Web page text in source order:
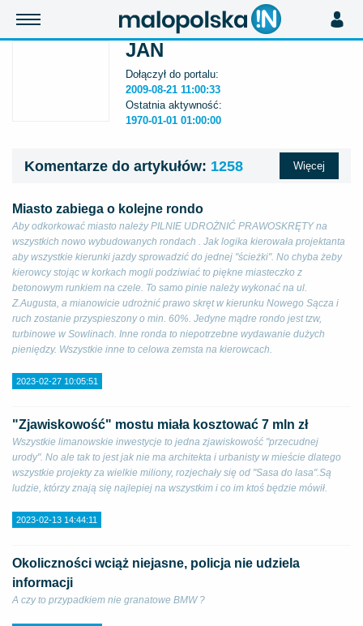
JAN
Dołączył do portalu:
2009-08-21 11:00:33
Ostatnia aktywność:
1970-01-01 01:00:00
Komentarze do artykułów: 1258 Więcej
Miasto zabiega o kolejne rondo
Aby odkorkować miasto należy PILNIE UDROŻNIĆ PRAWOSKRĘTY na
wszystkich nowo wybudowanych rondach . Jak logika kierowała projektanta
aby wszystkie kierunki jazdy sprowadzić do jednej "ścieżki". No chyba żeby
kierowcy stojąc w korkach mogli podziwiać to piękne miasteczko z
betonowym runkiem na czele. To samo pinie należy wykonać na ul.
Z.Augusta, a mianowicie udrożnić prawo skręt w kierunku Nowego Sącza i
ruch zostanie przyspieszony o min. 60%. Jedyne mądre rondo jest tzw,
turbinowe w Sowlinach. Inne ronda to niepotrzebne wydawanie dużych
pieniędzy. Wszystkie inne to celowa zemsta na kierowcach.
2023-02-27 10:05:51
"Zjawiskowość" mostu miała kosztować 7 mln zł
Wszystkie limanowskie inwestycje to jedna zjawiskowość "przecudnej
urody". No ale tak to jest jak nie ma architekta i urbanisty w mieście dlatego
wszystkie projekty za wielkie miliony, rozjechały się od "Sasa do lasa".Są
ludzie, którzy znają się najlepiej na wszystkim i co im ktoś będzie mówił.
2023-02-13 14:44:11
Okoliczności wciąż niejasne, policja nie udziela
informacji
A czy to przypadkiem nie granatowe BMW ?